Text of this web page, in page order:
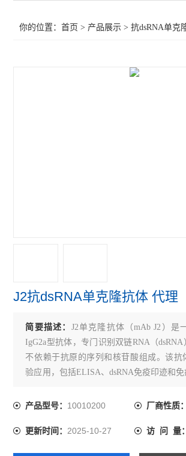
你的位置：首页 > 产品展示 >抗dsRNA单克
J2抗dsRNA单克隆抗体 代理
简要描述： J2单克隆抗体（mAb J2）是
IgG2a型抗体，专门识别双链RNA（
不依赖于抗原的序列和核苷酸组成。该抗
验应用，包括ELISA、dsRNA免疫印迹和免
检测广泛存在于病毒、植物及其他生物中的
产品型号： 10010200 厂商性质：
更新时间：2025-10-27 访 问 量：